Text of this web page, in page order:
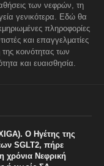
των νεφρών, τη
γενικότερα. Εδώ θα
πληροφορίες
και επαγγελματίες
κοινότητας των
και ευαισθησία.
Ο Ηγέτης της
SGLT2, πήρε
χρόνια Νεφρική